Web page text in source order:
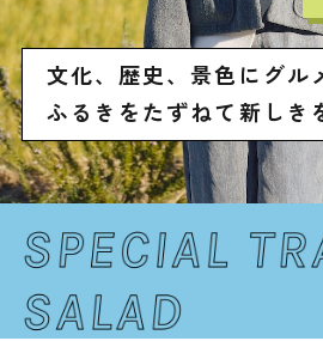
文化、歴史、景色にグル
ふるきをたずねて新しき